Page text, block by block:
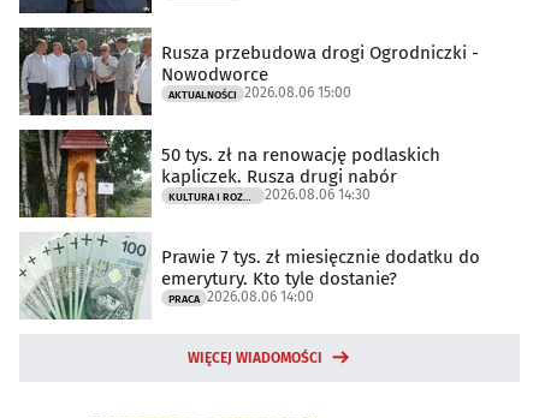
Rusza przebudowa drogi Ogrodniczki -
Nowodworce
AKTUALNOŚCI 2026.08.06 15:00
50 tys. zł na renowację podlaskich
kapliczek. Rusza drugi nabór
2026.08.06 14:30
Prawie 7 tys. zł miesięcznie dodatku do
emerytury. Kto tyle dostanie?
PRACA 2026.08.06 14:00
WIĘCEJ WIADOMOŚCI